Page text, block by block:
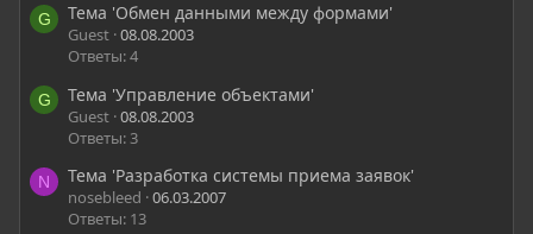
G Тема 'Обмен данными между формами'
Guest 08.08.2003
Ответы: 4
G Тема 'Управление объектами'
Guest 08.08.2003
Ответы: 3
N Тема 'Разработка системы приема заявок'
nosebleed 06.03.2007
Ответы: 13